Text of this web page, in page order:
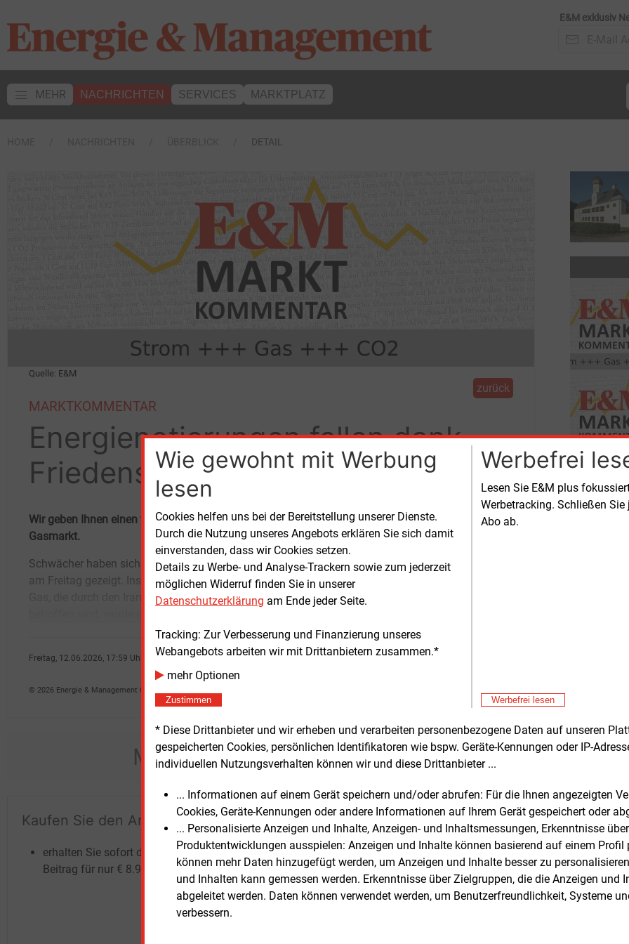
E&M exklusiv
MEHR NACHRICHTEN SERVICES MARKTPLATZ
DETAIL
Wie gewohnt mit Werbung
lesen
Cookies helfen uns bei der Bereitstellung unserer Dienste.
Durch die Nutzung unseres Angebots erklären Sie sich damit
einverstanden, dass wir Cookies setzen.
Details zu Werbe- und Analyse-Trackern sowie zum jederzeit
möglichen Widerruf finden Sie in unserer
Datenschutzerklärung am Ende jeder Seite.
Tracking: Zur Verbesserung und Finanzierung unseres
Webangebots arbeiten wir mit Drittanbietern zusammen.*
mehr Optionen
Zustimmen
Werbefrei
Lesen Sie E&M plus
Werbetracking. Schließen
Abo ab.
Werbefrei lesen
* Diese Drittanbieter und wir erheben und verarbeiten personenbezogene Daten auf unseren
gespeicherten Cookies, persönlichen Identifikatoren wie bspw. Geräte-Kennungen oder IP-
individuellen Nutzungsverhalten können wir und diese Drittanbieter ...
... Informationen auf einem Gerät speichern und/oder abrufen: Für die Ihnen angezeigten
Cookies, Geräte-Kennungen oder andere Informationen auf Ihrem Gerät gespeichert oder
... Personalisierte Anzeigen und Inhalte, Anzeigen- und Inhaltsmessungen, Erkenntnisse
Produktentwicklungen ausspielen: Anzeigen und Inhalte können basierend auf einem Profil
können mehr Daten hinzugefügt werden, um Anzeigen und Inhalte besser zu
und Inhalten kann gemessen werden. Erkenntnisse über Zielgruppen, die die Anzeigen und
abgeleitet werden. Daten können verwendet werden, um Benutzerfreundlichkeit, Systeme
verbessern.
Quelle: E&M
zurück
MARKTKOMMENTAR
Energienotierungen fallen dank
Friedenshoffnungen
Wir geben Ihnen einen tagesaktuellen Überblick über die Preisentwicklungen am Strom-, CO2- und
Gasmarkt.
Schwächer haben sich die Energienotierungen
am Freitag gezeigt. Insbesondere bei Öl und
Gas, die durch den Irankrieg besonders
Abschmelzen der Risikoprämien beobachtet.
Dies liegt nicht allein an der Rücknahme von
US-Angriffsplänen durch US-Präsident Donald
Freitag, 12.06.2026, 17:59 Uhr
© 2026 Energie & Management GmbH
Möchten Sie diese und weitere Nachrichten
Kaufen Sie den Artikel
erhalten Sie sofort diesen redaktionellen
Beitrag für nur € 8.93
Testen SieE&M
kostenlos
und unverbindlich
Zwei Wochen kostenfreier Zugang
Zugang auf stündlich aktualisierte
Login